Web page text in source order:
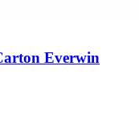
Everwin